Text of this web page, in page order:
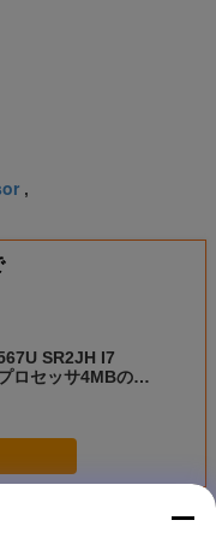
,
SR2JH I7
ロセッサ4MBの隠